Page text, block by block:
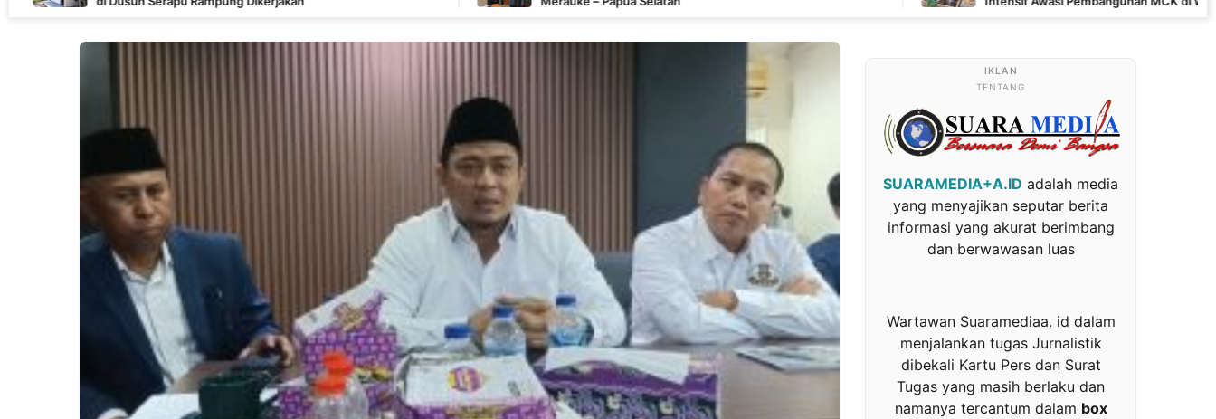
TENTANG
SUARAMEDIA+A.ID adalah media
yang menyajikan seputar berita
informasi yang akurat berimbang
dan berwawasan luas
Wartawan Suaramediaa. id dalam
menjalankan tugas Jurnalistik
dibekali Kartu Pers dan Surat
Tugas yang masih berlaku dan
namanya tercantum dalam box